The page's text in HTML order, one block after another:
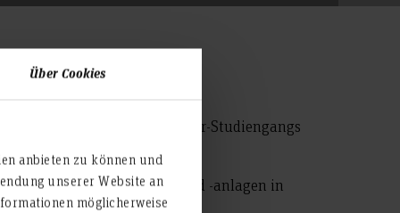
Über Cookies
anbieten zu können und
unserer Website an
möglicherweise
Absolvent*innen des Bachelor-Studiengangs
Produktionsmaschinen und -anlagen in